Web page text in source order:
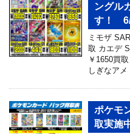
ングル
す！ 6/
ミモザ
取 カエデ
￥1650買
しぎなアメ
ポケモ
取実施